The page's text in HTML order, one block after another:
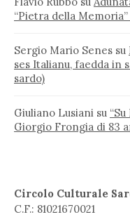
“Pietra della
Sergio Mario Senes su
ses Italianu, faedda in
sardo)
Giuliano Lusiani su
Giorgio Frongia di 83
Circolo Culturale
C.F.: 81021670021